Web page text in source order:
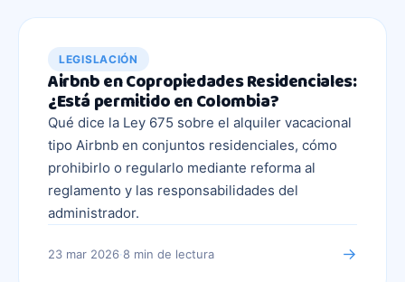
LEGISLACIÓN
Airbnb en Copropiedades Residenciales:
¿Está permitido en Colombia?
Qué dice la Ley 675 sobre el alquiler vacacional
tipo Airbnb en conjuntos residenciales, cómo
prohibirlo o regularlo mediante reforma al
reglamento y las responsabilidades del
administrador.
23 mar 2026·8 min de lectura →